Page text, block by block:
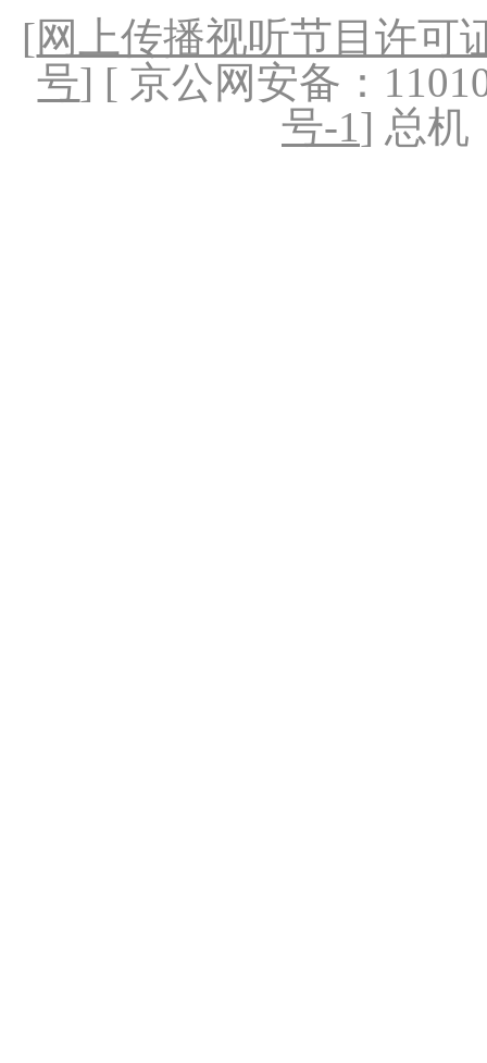
[网上传播视听节目许可
号] [ 京公网安备：
号-1] 总机